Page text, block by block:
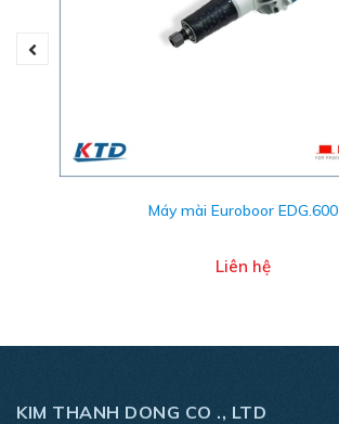
Trọng lượng máy: Xấp xỉ 900 g.
Nhập khẩu mới 100%Máy mài Euroboor EDG.600
Liên hệ
KIM THANH DONG CO ., LTD